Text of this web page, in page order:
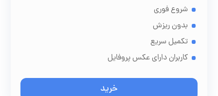
شروع فوری
بدون ریزش
تکمیل سریع
کاربران دارای عکس پروفایل
خرید